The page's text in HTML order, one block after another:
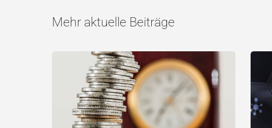
Mehr aktuelle Beiträge